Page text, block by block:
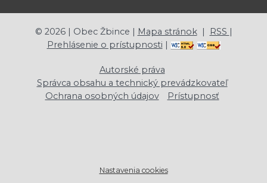
© 2026| Obec Žbince | Mapa stránok| RSS |
Prehlásenie o prístupnosti |
Autorské práva
Správca obsahu a technický prevádzkovateľ
Ochrana osobných údajov
Prístupnosť
Nastavenia cookies